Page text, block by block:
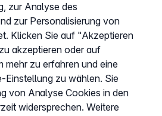
anpassen
Service
Hilfecenter
Wissen
zur Analyse des
zur Personalisierung von
Klicken Sie auf "Akzeptieren
akzeptieren oder auf
mehr zu erfahren und eine
Einstellung zu wählen. Sie
von Analyse Cookies in den
widersprechen. Weitere